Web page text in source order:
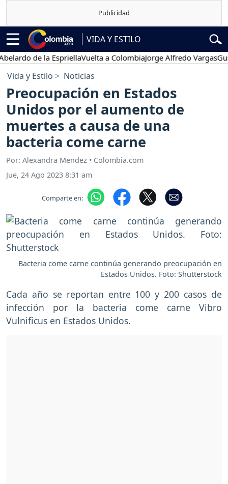
VIDA Y ESTILO
de la EspriellaVuelta a ColombiaJorge Alfredo VargasGustavo
Vida y Estilo Noticias
Preocupación en Estados
Unidos por el aumento de
muertes a causa de una
bacteria come carne
Por: Alexandra Mendez • Colombia.com
Jue, 24 Ago 2023 8:31 am
Comparte en:
Bacteria come carne continúa generando preocupación en
Estados Unidos. Foto: Shutterstock
Cada año se reportan entre 100 y 200 casos de
infección por la bacteria come carne Vibro
Vulnificus en Estados Unidos.